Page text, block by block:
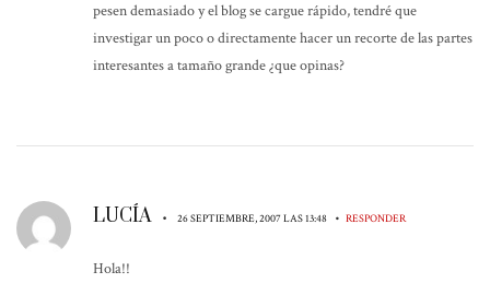
pesen demasiado y el blog se cargue rápido, tendré que
investigar un poco o directamente hacer un recorte de las partes
interesantes a tamaño grande ¿que opinas?
LUCÍA • 26 SEPTIEMBRE, 2007 LAS 13:48 • RESPONDER
Hola!!